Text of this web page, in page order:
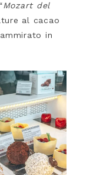
Mozart del
al cacao
in